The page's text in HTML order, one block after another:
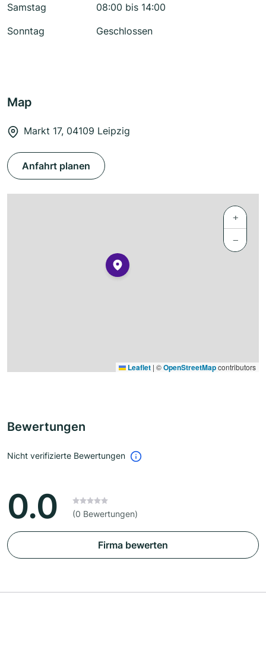
Samstag
08:00 bis 14:00
Sonntag
Geschlossen
Map
Markt 17, 04109 Leipzig
Anfahrt planen
+
−
Leaflet | ©OpenStreetMapcontributors
Bewertungen
Nicht verifizierte Bewertungen
0.0 (0 Bewertungen)
Firma bewerten